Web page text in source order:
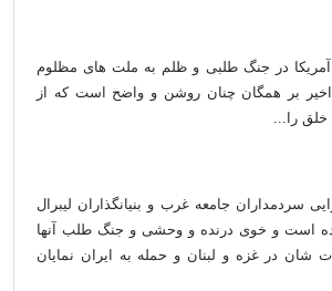
آمریکا در جنگ طلبی و ظلم به ملت های مظلوم
بر همگان چنان روشن و واضح است که از
خلق را...
سردمداران جامعه غرب و بنیانگذاران لیبرال
است و خوی درنده و وحشی و جنگ طلب آنها
شان در غزه و لبنان و حمله به ایران نمایان